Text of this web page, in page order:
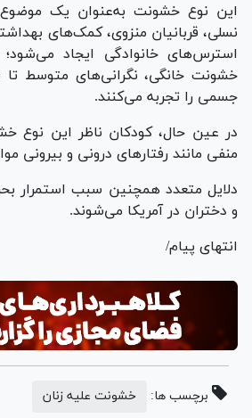
این نوع خشونت به‌عنوان یک موضوع
نسلی، قربانیان منزوی، کمک‌های
استرس‌های خانوادگی ایجاد
خشونت خانگی، نگرانی‌های متوسط
جسمی را تجربه می‌کنند.
در عین حال، کودکان ناظر این نوع
منفی مانند رفتار‌های درونی و بیرونی
دلایل متعدد همچنین سبب استمرار
و دختران در آمریکا می‌شوند.
انتهای پیام/
برچسب ها: خشونت علیه زنان